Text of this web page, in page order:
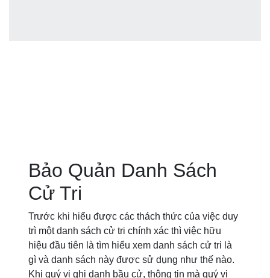
Bảo Quản Danh Sách
Cử Tri
Trước khi hiểu được các thách thức của việc duy
trì một danh sách cử tri chính xác thì việc hữu
hiệu đầu tiên là tìm hiểu xem danh sách cử tri là
gì và danh sách này được sử dụng như thế nào.
Khi quý vị ghi danh bầu cử, thông tin mà quý vị